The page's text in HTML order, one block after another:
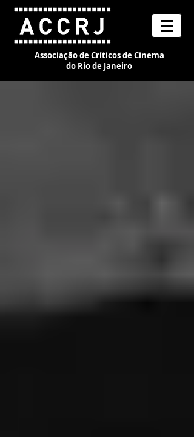
Associação de Críticos de Cinema
do Rio de Janeiro